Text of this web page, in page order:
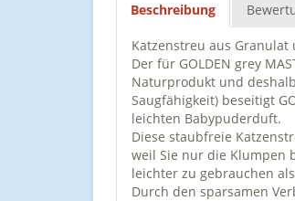
Beschreibung
Katzenstreu aus
Der für GOLDEN grey
Naturprodukt und
Saugfähigkeit) beseitigt
leichten Babypuderduft.
Diese staubfreie
weil Sie nur die Klumpen
leichter zu gebrauchen
Durch den sparsamen